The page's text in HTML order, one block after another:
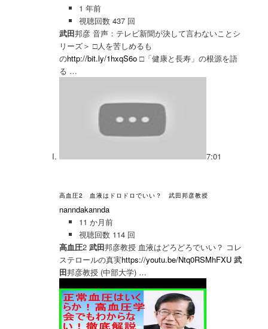
1 年前
視聴回数 437 回
武田邦彦 音声：テレビ新聞が決して言わないことシ
リーズ＞ □人を苦しめるも
のhttp://bit.ly/1hxqS6o □「健康と長寿」の根源を語
る …
7:01
高血圧2 血液はドロドロでいい？ 武田邦彦教授
nanndakannda
11 か月前
視聴回数 114 回
高血圧2 武田邦彦教授 血液はどろどろでいい？ コレ
ステロールの真実https://youtu.be/Ntq0RSMhFXU 武
田邦彦教授 (中部大学) …